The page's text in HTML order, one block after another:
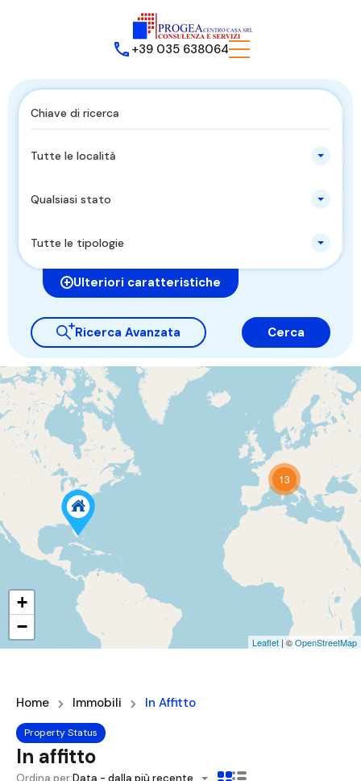
+39 035 638064
Tutte le località
Qualsiasi stato
Tutte le tipologie
Ulteriori caratteristiche
Ricerca Avanzata Cerca
13
+
−
Leaflet | ©OpenStreetMap
Home Immobili In Affitto
Property Status
In affitto
Ordina per:Data - dalla più recente